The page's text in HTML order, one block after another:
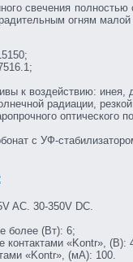
свечения
огням малой
к воздействию: инея,
радиации,
оптического
с УФ-
AC. 30-350V DC.
более (Вт): 6;
контактами «Kontr», (В):
«Kontr», (мА): 100.